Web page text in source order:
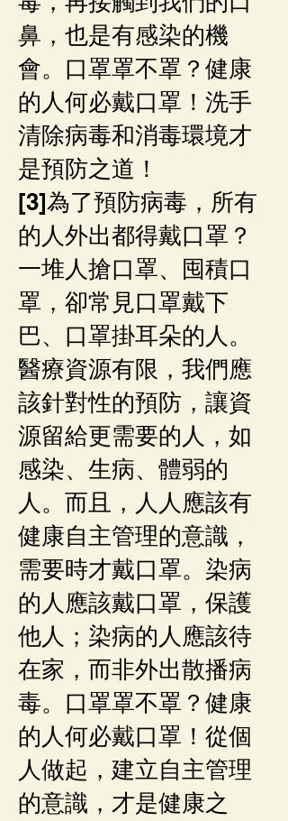
鼻，也是有感染的機
會。口罩罩不罩？健康
的人何必戴口罩！洗手
清除病毒和消毒環境才
是預防之道！
[3]為了預防病毒，所有
的人外出都得戴口罩？
一堆人搶口罩、囤積口
罩，卻常見口罩戴下
巴、口罩掛耳朵的人。
醫療資源有限，我們應
該針對性的預防，讓資
源留給更需要的人，如
感染、生病、體弱的
人。而且，人人應該有
健康自主管理的意識，
需要時才戴口罩。染病
的人應該戴口罩，保護
他人；染病的人應該待
在家，而非外出散播病
毒。口罩罩不罩？健康
的人何必戴口罩！從個
人做起，建立自主管理
的意識，才是健康之